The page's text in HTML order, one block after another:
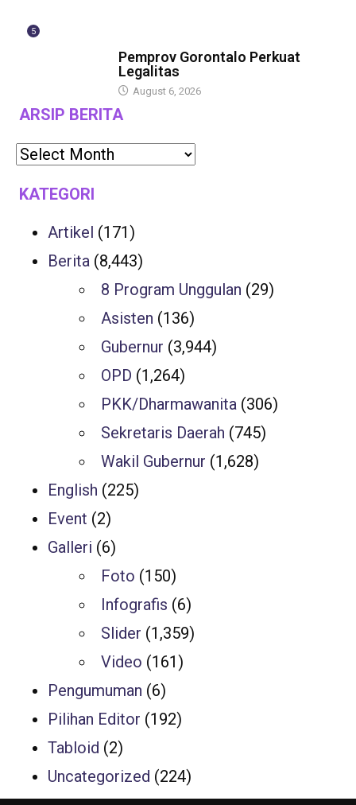
5
Pemprov Gorontalo Perkuat
Legalitas
August 6, 2026
ARSIP BERITA
KATEGORI
Artikel (171)
Berita (8,443)
8 Program Unggulan (29)
Asisten (136)
Gubernur (3,944)
OPD (1,264)
PKK/Dharmawanita (306)
Sekretaris Daerah (745)
Wakil Gubernur (1,628)
English (225)
Event (2)
Galleri (6)
Foto (150)
Infografis (6)
Slider (1,359)
Video (161)
Pengumuman (6)
Pilihan Editor (192)
Tabloid (2)
Uncategorized (224)